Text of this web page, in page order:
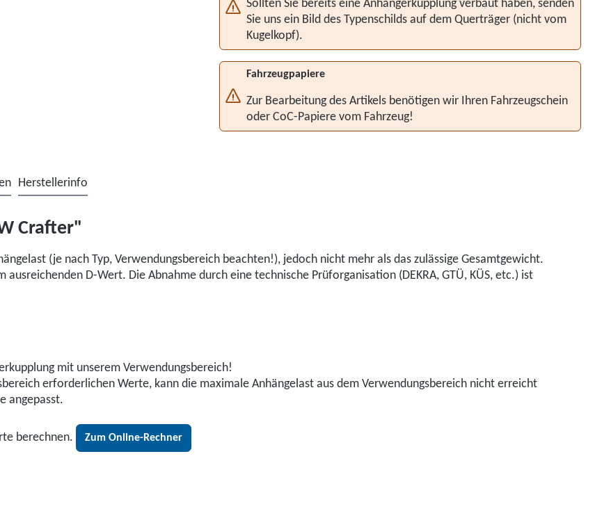
Sollten Sie bereits eine Anhängerkupplung verbaut haben, senden
Sie uns ein Bild des Typenschilds auf dem Querträger (nicht vom
Kugelkopf).
Fahrzeugpapiere
Zur Bearbeitung des Artikels benötigen wir Ihren Fahrzeugschein
oder CoC-Papiere vom Fahrzeug!
Herstellerinfo
Crafter"
(je nach Typ, Verwendungsbereich beachten!), jedoch nicht mehr als das zulässige Gesamtgewicht.
D-Wert. Die Abnahme durch eine technische Prüforganisation (DEKRA, GTÜ, KÜS, etc.) ist
mit unserem Verwendungsbereich!
erforderlichen Werte, kann die maximale Anhängelast aus dem Verwendungsbereich nicht erreicht
angepasst.
berechnen. Zum Online-Rechner